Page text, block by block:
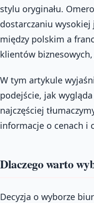
stylu oryginału.
dostarczaniu wysokiej
między polskim a
klientów
W tym artykule
podejście, jak
najczęściej
informacje o cenach i
Dlaczego warto
Decyzja o wyborze